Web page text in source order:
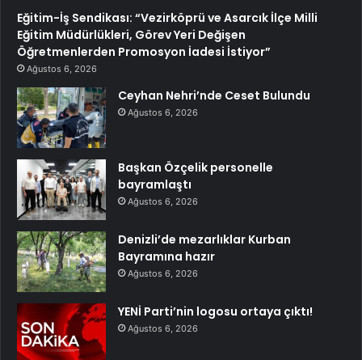
Eğitim-İş Sendikası: “Vezirköprü ve Asarcık İlçe Milli
Eğitim Müdürlükleri, Görev Yeri Değişen
Öğretmenlerden Promosyon İadesi İstiyor”
Ağustos 6, 2026
Ceyhan Nehri’nde Ceset Bulundu
Ağustos 6, 2026
Başkan Özçelik personelle
bayramlaştı
Ağustos 6, 2026
Denizli’de mezarlıklar Kurban
Bayramına hazır
Ağustos 6, 2026
YENİ Parti’nin logosu ortaya çıktı!
Ağustos 6, 2026